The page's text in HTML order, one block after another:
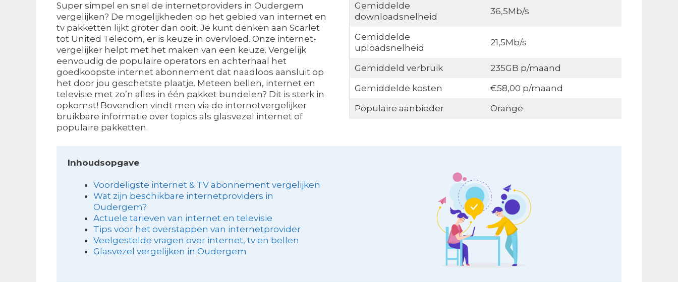
Super simpel en snel de internetproviders in Oudergem
vergelijken? De mogelijkheden op het gebied van internet en
tv pakketten lijkt groter dan ooit. Je kunt denken aan Scarlet
tot United Telecom, er is keuze in overvloed. Onze internet-
vergelijker helpt met het maken van een keuze. Vergelijk
eenvoudig de populaire operators en achterhaal het
goedkoopste internet abonnement dat naadloos aansluit op
het door jou geschetste plaatje. Meteen bellen, internet en
televisie met zo’n alles in één pakket bundelen? Dit is sterk in
opkomst! Bovendien vindt men via de internetvergelijker
bruikbare informatie over topics als glasvezel internet of
populaire pakketten.
Gemiddelde
downloadsnelheid
36,5Mb/s
Gemiddelde
uploadsnelheid
21,5Mb/s
Gemiddeld verbruik
235GB p/maand
Gemiddelde kosten
€58,00 p/maand
Populaire aanbieder
Orange
Inhoudsopgave
Voordeligste internet & TV abonnement vergelijken
Wat zijn beschikbare internetproviders in
Oudergem?
Actuele tarieven van internet en televisie
Tips voor het overstappen van internetprovider
Veelgestelde vragen over internet, tv en bellen
Glasvezel vergelijken in Oudergem